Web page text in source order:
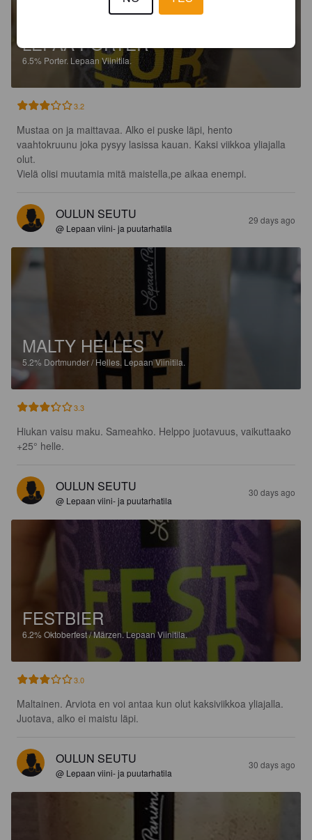
LEPAA PORTER
6.5% Porter. Lepaan Viinitila.
3.2
Mustaa on ja maittavaa. Alko ei puske läpi, hento
vaahtokruunu joka pysyy lasissa kauan. Kaksi viikkoa yliajalla
olut.
Vielä olisi muutamia mitä maistella,pe aikaa enempi.
OULUN SEUTU
@ Lepaan viini- ja puutarhatila
29 days ago
MALTY HELLES
5.2% Dortmunder / Helles. Lepaan Viinitila.
3.3
Hiukan vaisu maku. Sameahko. Helppo juotavuus, vaikuttaako
+25° helle.
OULUN SEUTU
@ Lepaan viini- ja puutarhatila
30 days ago
FESTBIER
6.2%Oktoberfest / Märzen.Lepaan Viinitila.
3.0
Maltainen. Arviota en voi antaa kun olut kaksiviikkoa yliajalla.
Juotava, alko ei maistu läpi.
OULUN SEUTU
@ Lepaan viini- ja puutarhatila
30 days ago